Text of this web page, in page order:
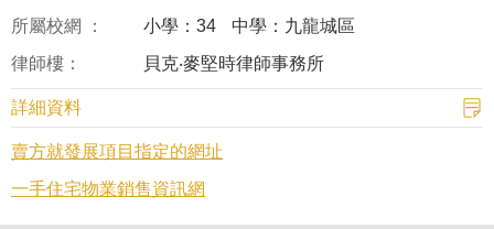
律師樓： 貝克‧麥堅時律師事務所
所屬校網 ： 小學：34 中學：九龍城區
詳細資料
賣方就發展項目指定的網址
一手住宅物業銷售資訊網